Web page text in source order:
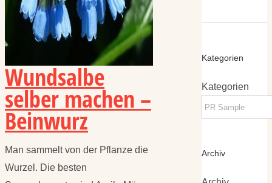
Wundsalbe
selber machen –
Beinwurz
Man sammelt von der Pflanze die
Wurzel. Die besten
Kategorien
Kategorien
Archiv